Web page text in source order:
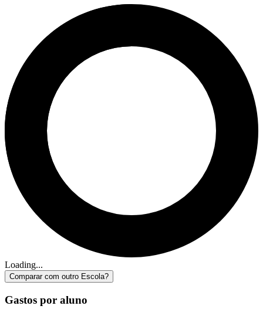
Loading...
Comparar com outro Escola?
Gastos por aluno